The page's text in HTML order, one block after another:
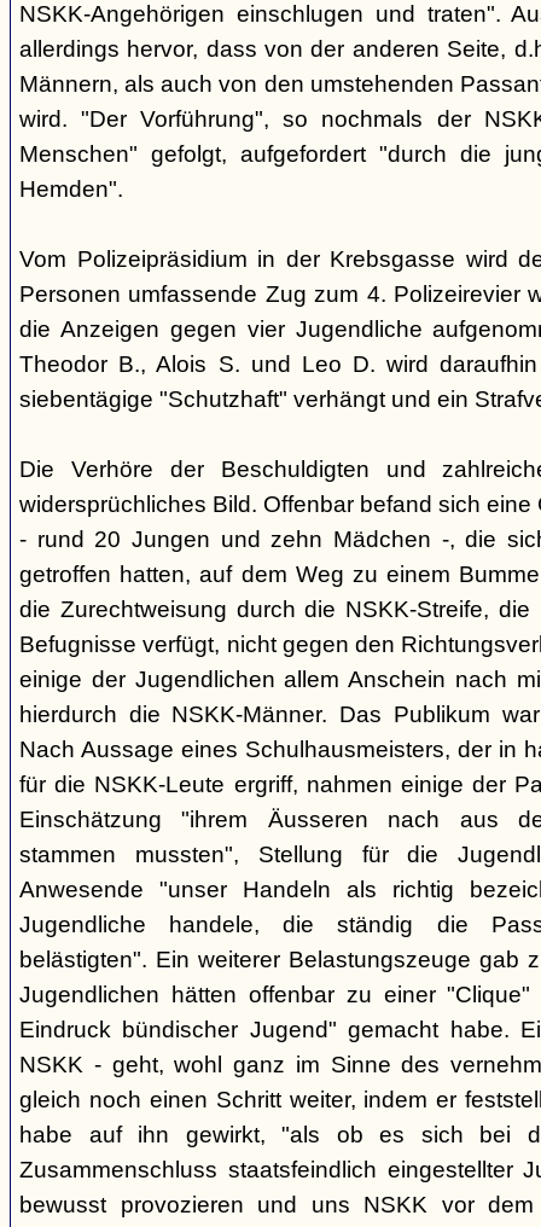
NSKK-Angehörigen einschlugen und traten".
allerdings hervor, dass von der anderen Seite,
Männern, als auch von den umstehenden
wird. "Der Vorführung", so nochmals der
Menschen" gefolgt, aufgefordert "durch die
Hemden".
Vom Polizeipräsidium in der Krebsgasse wird
Personen umfassende Zug zum 4. Polizeirevier
die Anzeigen gegen vier Jugendliche
Theodor B., Alois S. und Leo D. wird
siebentägige "Schutzhaft" verhängt und ein
Die Verhöre der Beschuldigten und
widersprüchliches Bild. Offenbar befand sich
- rund 20 Jungen und zehn Mädchen -, die
getroffen hatten, auf dem Weg zu einem
die Zurechtweisung durch die NSKK-Streife,
Befugnisse verfügt, nicht gegen den
einige der Jugendlichen allem Anschein nach
hierdurch die NSKK-Männer. Das Publikum
Nach Aussage eines Schulhausmeisters, der in
für die NSKK-Leute ergriff, nahmen einige der
Einschätzung "ihrem Äusseren nach aus
stammen mussten", Stellung für die
Anwesende "unser Handeln als richtig
Jugendliche handele, die ständig die
belästigten". Ein weiterer Belastungszeuge gab
Jugendlichen hätten offenbar zu einer
Eindruck bündischer Jugend" gemacht habe.
NSKK - geht, wohl ganz im Sinne des
gleich noch einen Schritt weiter, indem er
habe auf ihn gewirkt, "als ob es sich bei
Zusammenschluss staatsfeindlich eingestellter
bewusst provozieren und uns NSKK vor dem